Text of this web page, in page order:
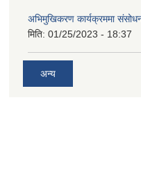
अभिमुखिकरण कार्यक्रममा
मिति: 01/25/2023 - 18:37
अन्य